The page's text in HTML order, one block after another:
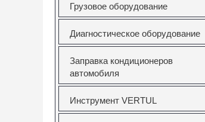
Грузовое оборудование
Диагностическое оборудование
Заправка кондиционеров
автомобиля
Инструмент VERTUL